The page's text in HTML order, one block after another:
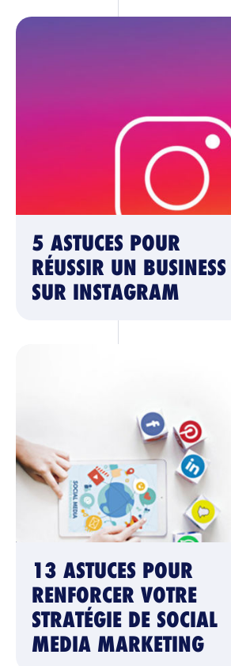
5 ASTUCES POUR
RÉUSSIR UN BUSINESS
SUR INSTAGRAM
13 ASTUCES POUR
RENFORCER VOTRE
STRATÉGIE DE SOCIAL
MEDIA MARKETING
L’AGENCE